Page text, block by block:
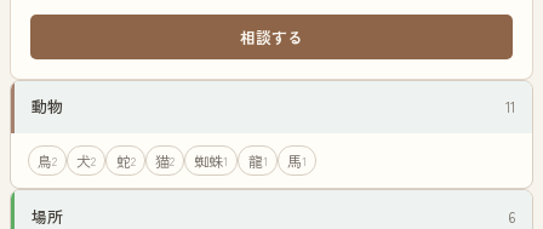
相談する
動物 11
鳥2 犬2 蛇2 猫2 蜘蛛1 龍1 馬1
場所 6